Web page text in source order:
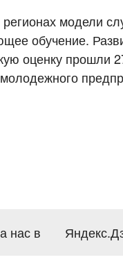
модели
обучение.
оценку прошли
нас в